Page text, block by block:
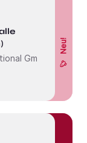
GmbH
Neu!